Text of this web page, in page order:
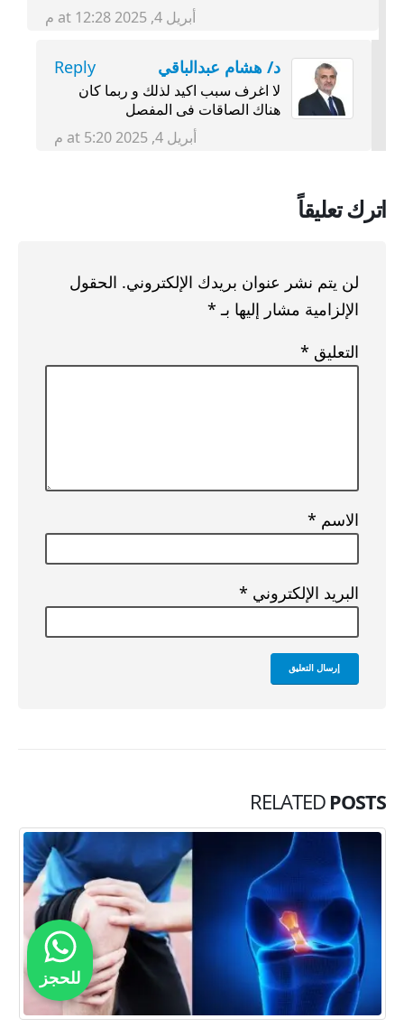
أبريل 4, 2025 at 12:28 م
د/ هشام عبدالباقي Reply
لا اغرف سبب اكيد لذلك و ربما كان
هناك الصاقات فى المفصل
أبريل 4, 2025 at 5:20 م
اترك تعليقاً
لن يتم نشر عنوان بريدك الإلكتروني. الحقول
الإلزامية مشار إليها بـ *
التعليق *
الاسم *
البريد الإلكتروني *
RELATED POSTS
للحجز